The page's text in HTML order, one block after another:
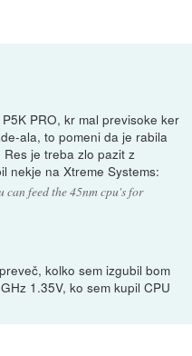
PRO, kr mal previsoke ker
ala, to pomeni da je rabila
je treba zlo pazit z
nekje na Xtreme Systems:
can feed the 45nm cpu's for
kolko sem izgubil bom
1.35V, ko sem kupil CPU